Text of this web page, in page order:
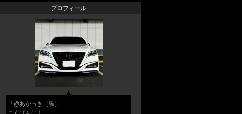
プロフィール
「@あかっき（暁）
こんばんは！